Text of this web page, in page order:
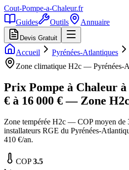
Cout-Pompe-a-Chaleur.fr
Guides
Outils Annuaire
Devis Gratuit
Accueil Pyrénées-Atlantiques
Zone climatique H2c — Pyrénées-
Prix Pompe à Chaleur à
€ à 16 000 € — Zone H2c
Zone tempérée H2c — COP moyen de
installateurs RGE du Pyrénées-
410 €/an.
COP3.5